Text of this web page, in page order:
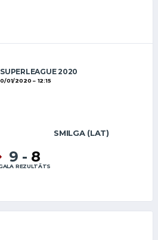
2020
01/2020 12:15
SMILGA (LAT)
9 - 8
REZULTĀTS